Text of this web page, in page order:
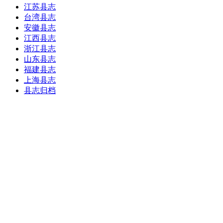
江苏县志
台湾县志
安徽县志
江西县志
浙江县志
山东县志
福建县志
上海县志
县志归档